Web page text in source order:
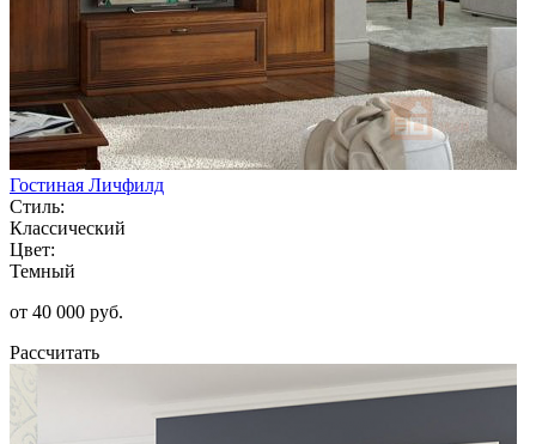
Гостиная Личфилд
Стиль:
Классический
Цвет:
Темный
от 40 000 руб.
Рассчитать